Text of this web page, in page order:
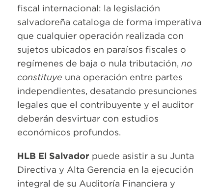
fiscal internacional: la legislación
salvadoreña cataloga de forma imperativa
que cualquier operación realizada con
sujetos ubicados en paraísos fiscales o
regímenes de baja o nula tributación, no
constituye una operación entre partes
independientes, desatando presunciones
legales que el contribuyente y el auditor
deberán desvirtuar con estudios
económicos profundos.
HLB El Salvador puede asistir a su Junta
Directiva y Alta Gerencia en la ejecución
integral de su Auditoría Financiera y